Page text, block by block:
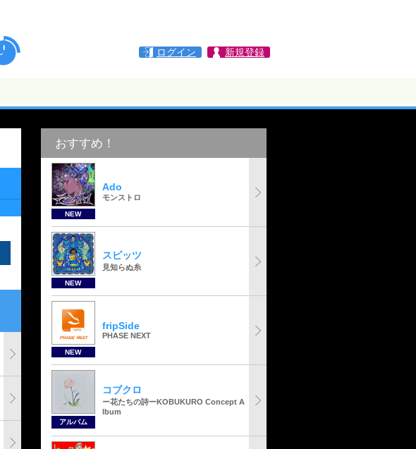
ログイン 新規登録
おすすめ！
NEW
Ado
モンストロ
NEW
スピッツ
見知らぬ糸
NEW
fripSide
PHASE NEXT
アルバム
コブクロ
ー花たちの詩ーKOBUKURO Concept A
lbum